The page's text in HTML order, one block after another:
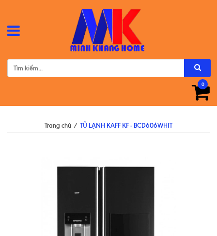
0
Trang chủ / TỦ LẠNH KAFF KF - BCD606WHIT